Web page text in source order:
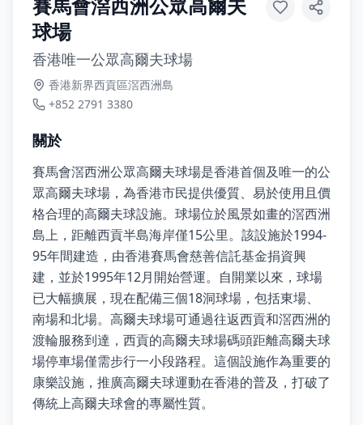
球場
香港唯一公眾高爾夫球場
香港新界西貢區滘西洲島
+852 2791 3380
關於
賽馬會滘西洲公眾高爾夫球場是香港首個及唯一的公
眾高爾夫球場，為香港市民提供優質、易於使用且價
格合理的高爾夫球設施。球場位於風景如畫的滘西洲
島上，距離西貢半島海岸僅15公里。該設施於1994-
95年間建造，由香港賽馬會慈善信託基金捐資興
建，並於1995年12月開始營運。自開業以來，球場
已大幅擴展，現在配備三個18洞球場，包括東場、
南場和北場。高爾夫球場可通過往返西貢和滘西洲的
渡輪服務到達，西貢的高爾夫球場碼頭距離高爾夫球
場停車場僅需步行一小段路程。這個設施作為重要的
康樂設施，推廣高爾夫球運動在香港的普及，打破了
傳統上高爾夫球會的專屬性質。